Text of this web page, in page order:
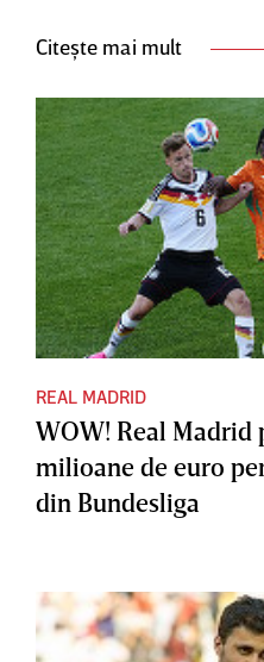
Citește mai mult
REAL MADRID
WOW! Real Madrid
milioane de euro
din Bundesliga